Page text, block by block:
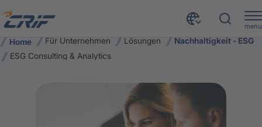
menu
Home Für Unternehmen Lösungen
Nachhaltigkeit - ESG
ESG Consulting & Analytics